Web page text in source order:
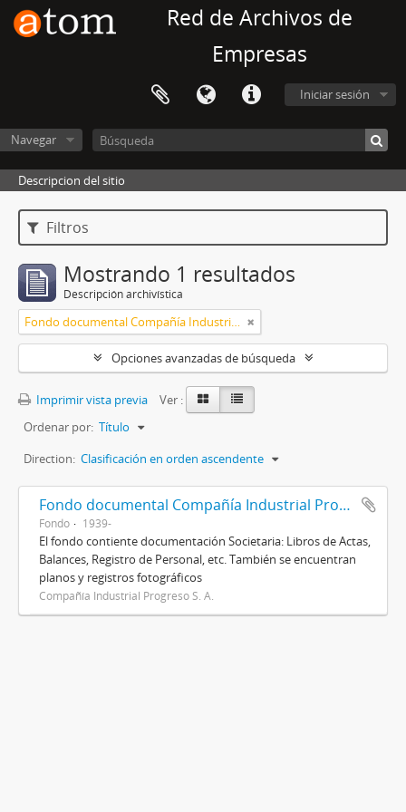
Red de Archivos de
Empresas
Iniciar sesión
Navegar
Descripcion del sitio
Filtros
Mostrando 1 resultados
Descripción archivística
Fondo documental Compañía Industrial Progreso S. A.
Opciones avanzadas de búsqueda
Imprimir vista previa
Ver :
Ordenar por: Título
Direction: Clasificación en orden ascendente
Fondo documental Compañía Industrial Progreso S. A.
Fondo 1939-
El fondo contiente documentación Societaria: Libros de Actas,
Balances, Registro de Personal, etc. También se encuentran
planos y registros fotográficos
Compañía Industrial Progreso S. A.